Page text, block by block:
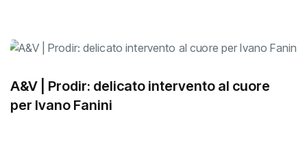
A&V | Prodir: delicato intervento al cuore
per Ivano Fanini